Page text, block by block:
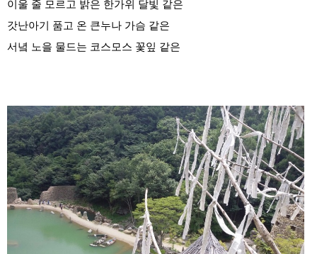
이울 줄 모르고 밝은 한가위 달빛 같은
갓난아기 품고 온 큰누나 가슴 같은
서녘 노을 물드는 코스모스 꽃잎 같은